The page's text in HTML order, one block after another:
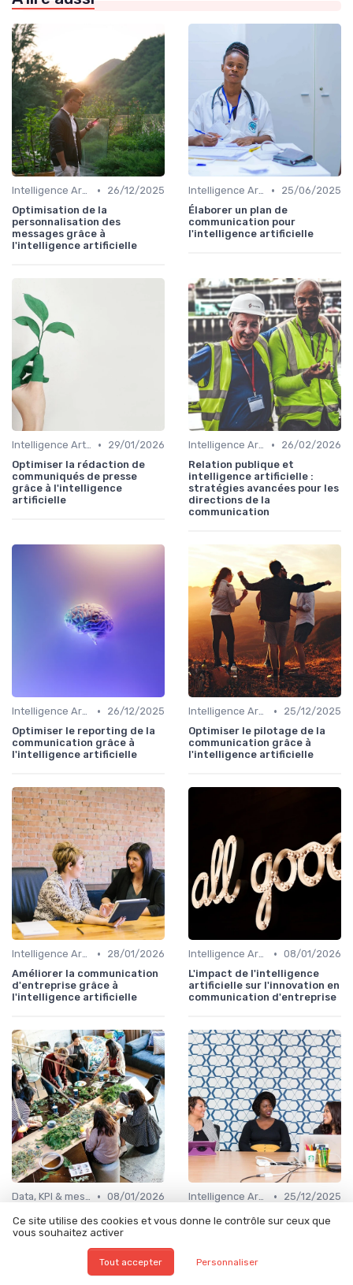
Intelligence Artificielle en communication •
26/12/2025
Optimisation de la
personnalisation des
messages grâce à
l'intelligence artificielle
Intelligence Artificielle en communication •
25/06/2025
Élaborer un plan de
communication pour
l'intelligence artificielle
Intelligence Artificielle en communication •
29/01/2026
Optimiser la rédaction de
communiqués de presse
grâce à l'intelligence
artificielle
Intelligence Artificielle en communication •
26/02/2026
Relation publique et
intelligence artificielle :
stratégies avancées pour les
directions de la
communication
Intelligence Artificielle en communication •
26/12/2025
Optimiser le reporting de la
communication grâce à
l'intelligence artificielle
Intelligence Artificielle en communication •
25/12/2025
Optimiser le pilotage de la
communication grâce à
l'intelligence artificielle
Intelligence Artificielle en communication •
28/01/2026
Améliorer la communication
d'entreprise grâce à
l'intelligence artificielle
Intelligence Artificielle en communication • 08/01/2026
L'impact de l'intelligence
artificielle sur l'innovation en
communication d'entreprise
Data, KPI & mesure de l’impact • 08/01/2026
Évaluer l'impact de la
communication à l'ère de
l'intelligence artificielle
Intelligence Artificielle en communication •
25/12/2025
Optimiser le suivi des médias
grâce à l'intelligence
Ce site utilise des cookies et vous donne le contrôle sur ceux que
vous souhaitez activer
Tout accepter Personnaliser